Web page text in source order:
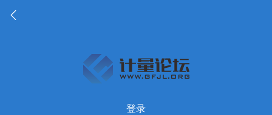
登录